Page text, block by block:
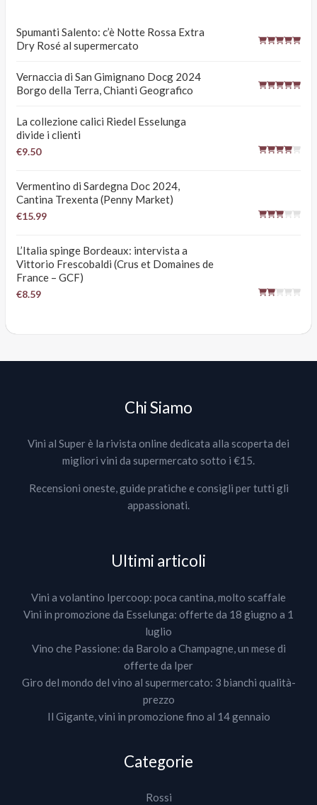
Spumanti Salento: c’è Notte Rossa Extra
Dry Rosé al supermercato
Vernaccia di San Gimignano Docg 2024
Borgo della Terra, Chianti Geografico
La collezione calici Riedel Esselunga
divide i clienti
€9.50
Vermentino di Sardegna Doc 2024,
Cantina Trexenta (Penny Market)
€15.99
L’Italia spinge Bordeaux: intervista a
Vittorio Frescobaldi (Crus et Domaines de
France – GCF)
€8.59
Chi Siamo
Vini al Super è la rivista online dedicata alla scoperta dei
migliori vini da supermercato sotto i €15.
Recensioni oneste, guide pratiche e consigli per tutti gli
appassionati.
Ultimi articoli
Vini a volantino Ipercoop: poca cantina, molto scaffale
Vini in promozione da Esselunga: offerte da 18 giugno a 1
luglio
Vino che Passione: da Barolo a Champagne, un mese di
offerte da Iper
Giro del mondo del vino al supermercato: 3 bianchi qualità-
prezzo
Il Gigante, vini in promozione fino al 14 gennaio
Categorie
Rossi